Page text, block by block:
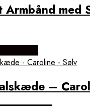
Armbånd med
–